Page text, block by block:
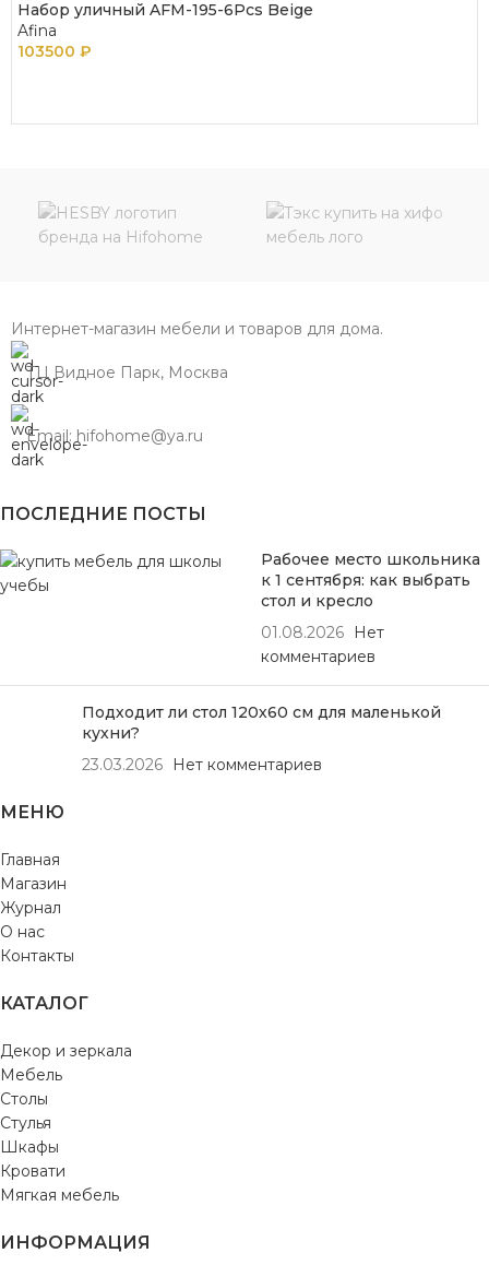
Набор уличный AFM-195-6Pcs Beige
Afina
103500 ₽
Интернет-магазин мебели и товаров для дома.
ТЦ Видное Парк, Москва
Email: hifohome@ya.ru
ПОСЛЕДНИЕ ПОСТЫ
Рабочее место школьника
к 1 сентября: как выбрать
стол и кресло
01.08.2026
Нет
комментариев
Подходит ли стол 120х60 см для маленькой
кухни?
23.03.2026
Нет комментариев
МЕНЮ
Главная
Магазин
Журнал
О нас
Контакты
КАТАЛОГ
Декор и зеркала
Мебель
Столы
Стулья
Шкафы
Кровати
Мягкая мебель
ИНФОРМАЦИЯ